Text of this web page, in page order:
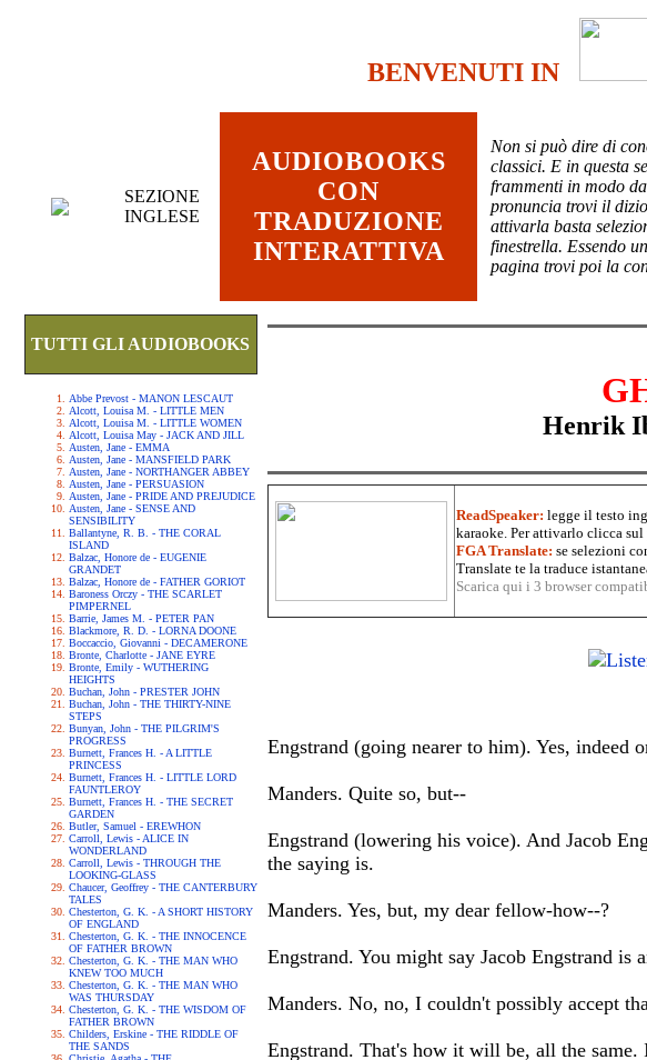
BENVENUTI IN
SEZIONE
INGLESE
AUDIOBOOKS
CON
TRADUZIONE
INTERATTIVA
Non si può dire di
classici. E in questa
frammenti in modo
pronuncia trovi il
attivarla basta
finestrella. Essendo
pagina trovi poi la
TUTTI GLI AUDIOBOOKS
Abbe Prevost - MANON LESCAUT
Alcott, Louisa M. - LITTLE MEN
Alcott, Louisa M. - LITTLE WOMEN
Alcott, Louisa May - JACK AND JILL
Austen, Jane - EMMA
Austen, Jane - MANSFIELD PARK
Austen, Jane - NORTHANGER ABBEY
Austen, Jane - PERSUASION
Austen, Jane - PRIDE AND PREJUDICE
Austen, Jane - SENSE AND
SENSIBILITY
Ballantyne, R. B. - THE CORAL
ISLAND
Balzac, Honore de - EUGENIE
GRANDET
Balzac, Honore de - FATHER GORIOT
Baroness Orczy - THE SCARLET
PIMPERNEL
Barrie, James M. - PETER PAN
Blackmore, R. D. - LORNA DOONE
Boccaccio, Giovanni - DECAMERONE
Bronte, Charlotte - JANE EYRE
Bronte, Emily - WUTHERING
HEIGHTS
Buchan, John - PRESTER JOHN
Buchan, John - THE THIRTY-NINE
STEPS
Bunyan, John - THE PILGRIM'S
PROGRESS
Burnett, Frances H. - A LITTLE
PRINCESS
Burnett, Frances H. - LITTLE LORD
FAUNTLEROY
Burnett, Frances H. - THE SECRET
GARDEN
Butler, Samuel - EREWHON
Carroll, Lewis - ALICE IN
WONDERLAND
Carroll, Lewis - THROUGH THE
LOOKING-GLASS
Chaucer, Geoffrey - THE CANTERBURY
TALES
Chesterton, G. K. - A SHORT HISTORY
OF ENGLAND
Chesterton, G. K. - THE INNOCENCE
OF FATHER BROWN
Chesterton, G. K. - THE MAN WHO
KNEW TOO MUCH
Chesterton, G. K. - THE MAN WHO
WAS THURSDAY
Chesterton, G. K. - THE WISDOM OF
FATHER BROWN
Childers, Erskine - THE RIDDLE OF
THE SANDS
Henrik
ReadSpeaker: legge il testo
karaoke. Per attivarlo clicca
FGA Translate: se selezioni
Translate te la traduce
Scarica qui i 3 browser
Engstrand (going nearer to him). Yes, indeed
Manders. Quite so, but--
Engstrand (lowering his voice). And Jacob
the saying is.
Manders. Yes, but, my dear fellow-how--?
Engstrand. You might say Jacob Engstrand is
Manders. No, no, I couldn't possibly accept
Engstrand. That's how it will be, all the same.